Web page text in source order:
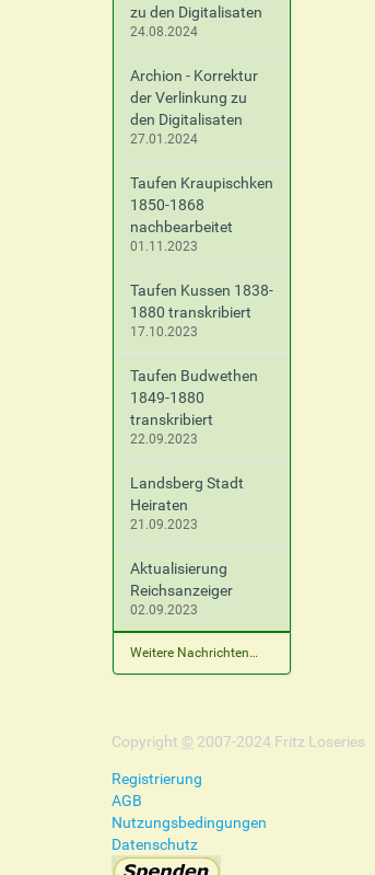
zu den Digitalisaten
24.08.2024
Archion - Korrektur
der Verlinkung zu
den Digitalisaten
27.01.2024
Taufen Kraupischken
1850-1868
nachbearbeitet
01.11.2023
Taufen Kussen 1838-
1880 transkribiert
17.10.2023
Taufen Budwethen
1849-1880
transkribiert
22.09.2023
Landsberg Stadt
Heiraten
21.09.2023
Aktualisierung
Reichsanzeiger
02.09.2023
Weitere Nachrichten…
Copyright © 2007-2024 Fritz Loseries
Registrierung
AGB
Nutzungsbedingungen
Datenschutz